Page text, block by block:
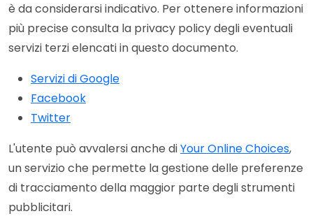
è da considerarsi indicativo. Per ottenere informazioni
più precise consulta la privacy policy degli eventuali
servizi terzi elencati in questo documento.
Servizi di Google
Facebook
Twitter
L'utente può avvalersi anche diYour Online Choices,
un servizio che permette la gestione delle preferenze
di tracciamento della maggior parte degli strumenti
pubblicitari.